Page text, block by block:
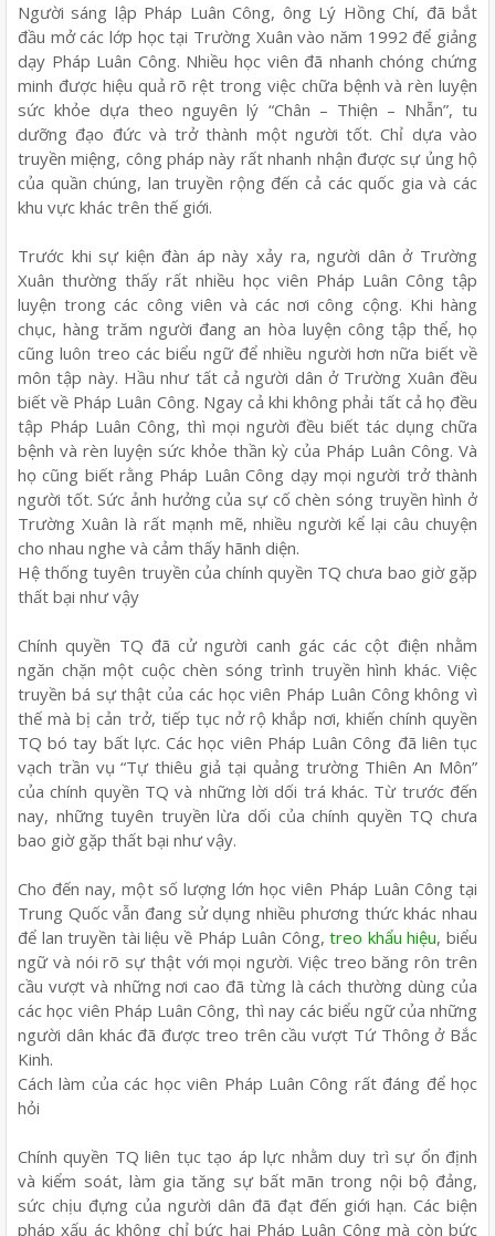
Người sáng lập Pháp Luân Công, ông Lý Hồng Chí, đã bắt
đầu mở các lớp học tại Trường Xuân vào năm 1992 để giảng
dạy Pháp Luân Công. Nhiều học viên đã nhanh chóng chứng
minh được hiệu quả rõ rệt trong việc chữa bệnh và rèn luyện
sức khỏe dựa theo nguyên lý “Chân – Thiện – Nhẫn”, tu
dưỡng đạo đức và trở thành một người tốt. Chỉ dựa vào
truyền miệng, công pháp này rất nhanh nhận được sự ủng hộ
của quần chúng, lan truyền rộng đến cả các quốc gia và các
khu vực khác trên thế giới.
Trước khi sự kiện đàn áp này xảy ra, người dân ở Trường
Xuân thường thấy rất nhiều học viên Pháp Luân Công tập
luyện trong các công viên và các nơi công cộng. Khi hàng
chục, hàng trăm người đang an hòa luyện công tập thể, họ
cũng luôn treo các biểu ngữ để nhiều người hơn nữa biết về
môn tập này. Hầu như tất cả người dân ở Trường Xuân đều
biết về Pháp Luân Công. Ngay cả khi không phải tất cả họ đều
tập Pháp Luân Công, thì mọi người đều biết tác dụng chữa
bệnh và rèn luyện sức khỏe thần kỳ của Pháp Luân Công. Và
họ cũng biết rằng Pháp Luân Công dạy mọi người trở thành
người tốt. Sức ảnh hưởng của sự cố chèn sóng truyền hình ở
Trường Xuân là rất mạnh mẽ, nhiều người kể lại câu chuyện
cho nhau nghe và cảm thấy hãnh diện.
Hệ thống tuyên truyền của chính quyền TQ chưa bao giờ gặp
thất bại như vậy
Chính quyền TQ đã cử người canh gác các cột điện nhằm
ngăn chặn một cuộc chèn sóng trình truyền hình khác. Việc
truyền bá sự thật của các học viên Pháp Luân Công không vì
thế mà bị cản trở, tiếp tục nở rộ khắp nơi, khiến chính quyền
TQ bó tay bất lực. Các học viên Pháp Luân Công đã liên tục
vạch trần vụ “Tự thiêu giả tại quảng trường Thiên An Môn”
của chính quyền TQ và những lời dối trá khác. Từ trước đến
nay, những tuyên truyền lừa dối của chính quyền TQ chưa
bao giờ gặp thất bại như vậy.
Cho đến nay, một số lượng lớn học viên Pháp Luân Công tại
Trung Quốc vẫn đang sử dụng nhiều phương thức khác nhau
để lan truyền tài liệu về Pháp Luân Công,treo khẩu hiệu, biểu
ngữ và nói rõ sự thật với mọi người. Việc treo băng rôn trên
cầu vượt và những nơi cao đã từng là cách thường dùng của
các học viên Pháp Luân Công, thì nay các biểu ngữ của những
người dân khác đã được treo trên cầu vượt Tứ Thông ở Bắc
Kinh.
Cách làm của các học viên Pháp Luân Công rất đáng để học
hỏi
Chính quyền TQ liên tục tạo áp lực nhằm duy trì sự ổn định
và kiểm soát, làm gia tăng sự bất mãn trong nội bộ đảng,
sức chịu đựng của người dân đã đạt đến giới hạn. Các biện
pháp xấu ác không chỉ bức hại Pháp Luân Công mà còn bức